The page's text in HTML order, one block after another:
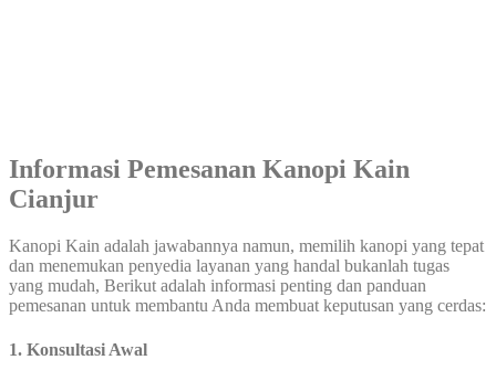
Informasi Pemesanan Kanopi Kain
Cianjur
Kanopi Kain adalah jawabannya namun, memilih kanopi yang tepat
dan menemukan penyedia layanan yang handal bukanlah tugas
yang mudah, Berikut adalah informasi penting dan panduan
pemesanan untuk membantu Anda membuat keputusan yang cerdas:
1. Konsultasi Awal